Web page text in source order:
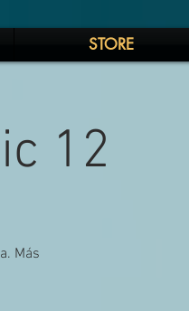
STORE
12
Más